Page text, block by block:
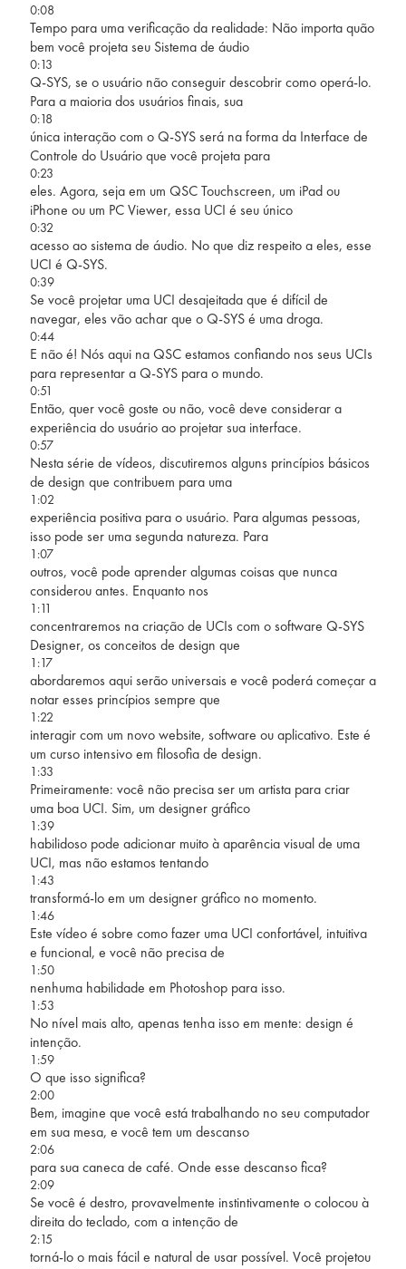
0:08
Tempo para uma verificação da realidade: Não importa quão
bem você projeta seu Sistema de áudio
0:13
Q-SYS, se o usuário não conseguir descobrir como operá-lo.
Para a maioria dos usuários finais, sua
0:18
única interação com o Q-SYS será na forma da Interface de
Controle do Usuário que você projeta para
0:23
eles. Agora, seja em um QSC Touchscreen, um iPad ou
iPhone ou um PC Viewer, essa UCI é seu único
0:32
acesso ao sistema de áudio. No que diz respeito a eles, esse
UCI é Q-SYS.
0:39
Se você projetar uma UCI desajeitada que é difícil de
navegar, eles vão achar que o Q-SYS é uma droga.
0:44
E não é! Nós aqui na QSC estamos confiando nos seus UCIs
para representar a Q-SYS para o mundo.
0:51
Então, quer você goste ou não, você deve considerar a
experiência do usuário ao projetar sua interface.
0:57
Nesta série de vídeos, discutiremos alguns princípios básicos
de design que contribuem para uma
1:02
experiência positiva para o usuário. Para algumas pessoas,
isso pode ser uma segunda natureza. Para
1:07
outros, você pode aprender algumas coisas que nunca
considerou antes. Enquanto nos
1:11
concentraremos na criação de UCIs com o software Q-SYS
Designer, os conceitos de design que
1:17
abordaremos aqui serão universais e você poderá começar a
notar esses princípios sempre que
1:22
interagir com um novo website, software ou aplicativo. Este é
um curso intensivo em filosofia de design.
1:33
Primeiramente: você não precisa ser um artista para criar
uma boa UCI. Sim, um designer gráfico
1:39
habilidoso pode adicionar muito à aparência visual de uma
UCI, mas não estamos tentando
1:43
transformá-lo em um designer gráfico no momento.
1:46
Este vídeo é sobre como fazer uma UCI confortável, intuitiva
e funcional, e você não precisa de
1:50
nenhuma habilidade em Photoshop para isso.
1:53
No nível mais alto, apenas tenha isso em mente: design é
intenção.
1:59
O que isso significa?
2:00
Bem, imagine que você está trabalhando no seu computador
em sua mesa, e você tem um descanso
2:06
para sua caneca de café. Onde esse descanso fica?
2:09
Se você é destro, provavelmente instintivamente o colocou à
direita do teclado, com a intenção de
2:15
torná-lo o mais fácil e natural de usar possível. Você projetou